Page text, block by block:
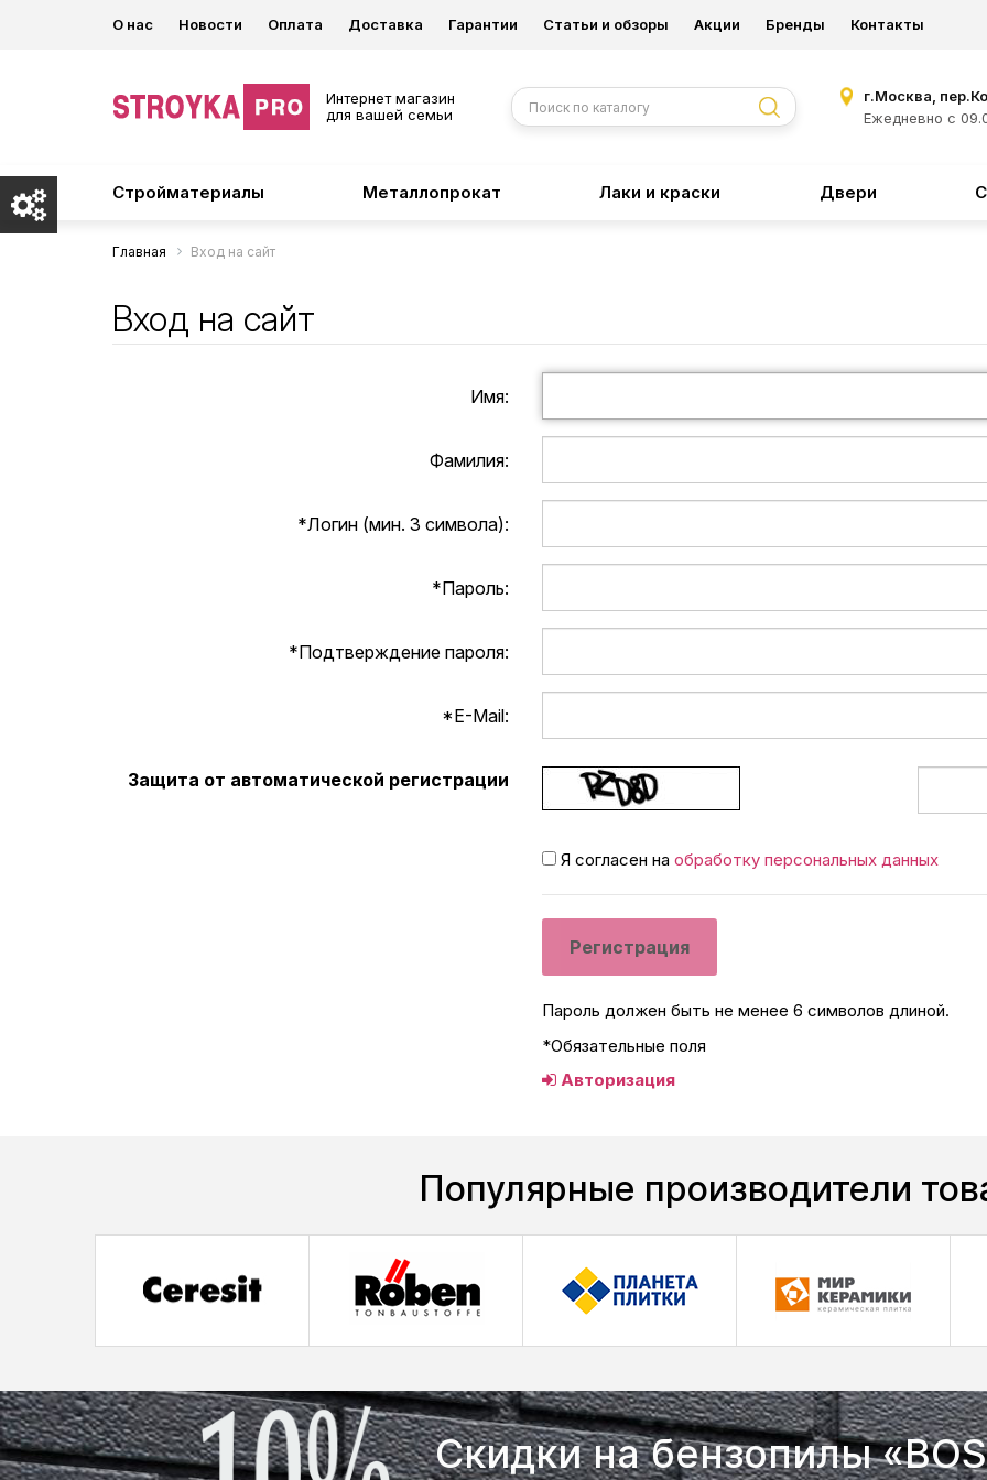
О нас Новости Оплата Доставка Гарантии Статьи и обзоры Акции Бренды Контакты
Интернет магазин
для вашей семьи
г.Москва,
Ежедневно с
Стройматериалы Металлопрокат Лаки и краски Двери
Главная Вход на сайт
Вход на сайт
Имя:
Фамилия:
*Логин (мин. 3 символа):
*Пароль:
*Подтверждение пароля:
*E-Mail:
Защита от автоматической регистрации
Я согласен на обработку персональных данных
Пароль должен быть не менее 6 символов длиной.
*Обязательные поля
Авторизация
Популярные производители
Скидки на бензопилы